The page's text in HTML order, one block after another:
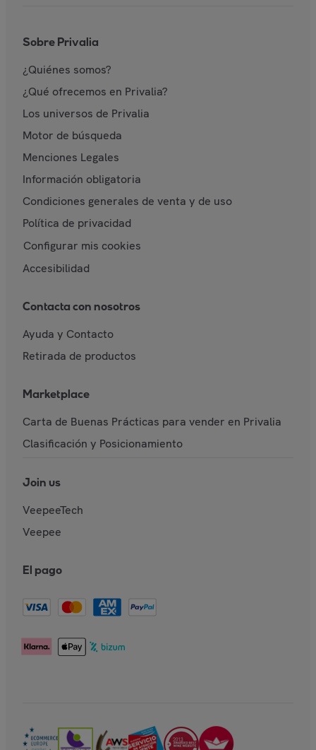
Sobre Privalia
¿Quiénes somos?
¿Qué ofrecemos en Privalia?
Los universos de Privalia
Motor de búsqueda
Menciones Legales
Información obligatoria
Condiciones generales de venta y de uso
Política de privacidad
Configurar mis cookies
Accesibilidad
Contacta con nosotros
Ayuda y Contacto
Retirada de productos
Marketplace
Carta de Buenas Prácticas para vender en Privalia
Clasificación y Posicionamiento
Join us
VeepeeTech
Veepee
El pago